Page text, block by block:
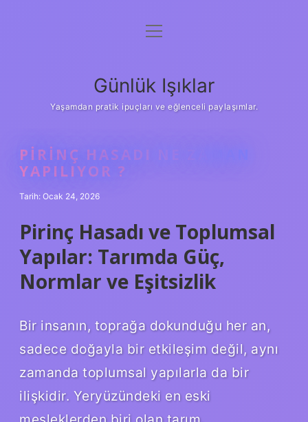
Anasayfa
Yasal Uyarı
menüyü
Günlük Işıklar
Yaşamdan pratik ipuçları ve eğlenceli paylaşımlar.
PIRINÇ HASADI NE ZAMAN
YAPILIYOR ?
Tarih: Ocak 24, 2026
Pirinç Hasadı ve Toplumsal
Yapılar: Tarımda Güç,
Normlar ve Eşitsizlik
Bir insanın, toprağa dokunduğu her an,
sadece doğayla bir etkileşim değil, aynı
zamanda toplumsal yapılarla da bir
ilişkidir. Yeryüzündeki en eski